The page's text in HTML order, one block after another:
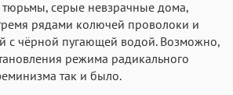
серые невзрачные дома,
рядами колючей проволоки и
с чёрной пугающей водой. Возможно,
режима радикального
так и было.